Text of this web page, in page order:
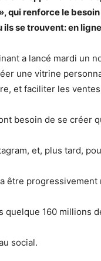
qui renforce le
ils se trouvent: en
a lancé mardi un
une vitrine
et faciliter les
besoin de se créer
et, plus tard,
être
quelque 160 millions
social.